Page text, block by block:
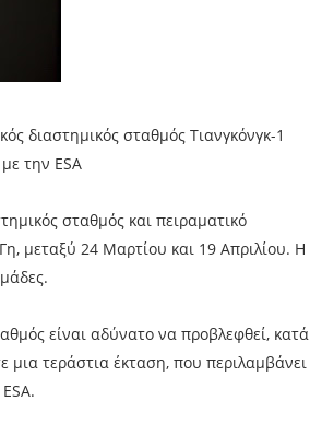
διαστημικός σταθμός Τιανγκόνγκ-1
την ESA
σταθμός και πειραματικό
μεταξύ 24 Μαρτίου και 19 Απριλίου. Η
είναι αδύνατο να προβλεφθεί, κατά
τεράστια έκταση, που περιλαμβάνει